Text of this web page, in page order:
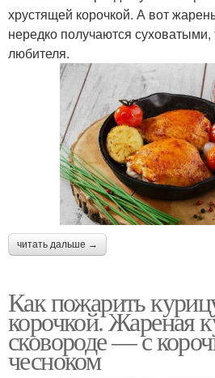
хрустящей корочкой. А вот
нередко получаются суховатыми,
любителя.
читать дальше →
Как пожарить
корочкой. Жареная
сковороде — с
чесноком